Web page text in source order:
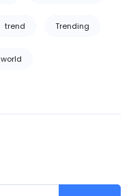
trend Trending
world